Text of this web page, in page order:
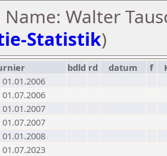
Walter
Statistik)
bdld rd datum f